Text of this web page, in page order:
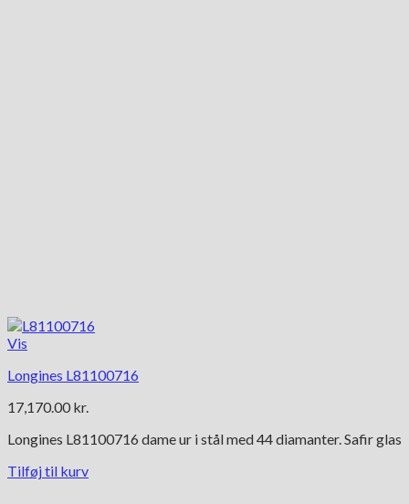
Vis
Longines L81100716
17,170.00 kr.
Longines L81100716 dame ur i stål med 44 diamanter. Safir glas
Tilføj til kurv